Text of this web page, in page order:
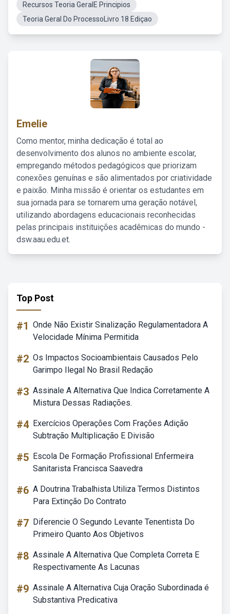
Recursos Teoria GeralE Principios
Teoria Geral Do ProcessoLivro 18 Ediçao
Emelie
Como mentor, minha dedicação é total ao
desenvolvimento dos alunos no ambiente escolar,
empregando métodos pedagógicos que priorizam
conexões genuínas e são alimentados por criatividade
e paixão. Minha missão é orientar os estudantes em
sua jornada para se tornarem uma geração notável,
utilizando abordagens educacionais reconhecidas
pelas principais instituições acadêmicas do mundo -
dsw.aau.edu.et.
Top Post
#1 Onde Não Existir Sinalização Regulamentadora A
Velocidade Mínima Permitida
#2 Os Impactos Socioambientais Causados Pelo
Garimpo Ilegal No Brasil Redação
#3 Assinale A Alternativa Que Indica Corretamente A
Mistura Dessas Radiações.
#4 Exercícios Operações Com Frações Adição
Subtração Multiplicação E Divisão
#5 Escola De Formação Profissional Enfermeira
Sanitarista Francisca Saavedra
#6 A Doutrina Trabalhista Utiliza Termos Distintos
Para Extinção Do Contrato
#7 Diferencie O Segundo Levante Tenentista Do
Primeiro Quanto Aos Objetivos
#8 Assinale A Alternativa Que Completa Correta E
Respectivamente As Lacunas
#9 Assinale A Alternativa Cuja Oração Subordinada é
Substantiva Predicativa